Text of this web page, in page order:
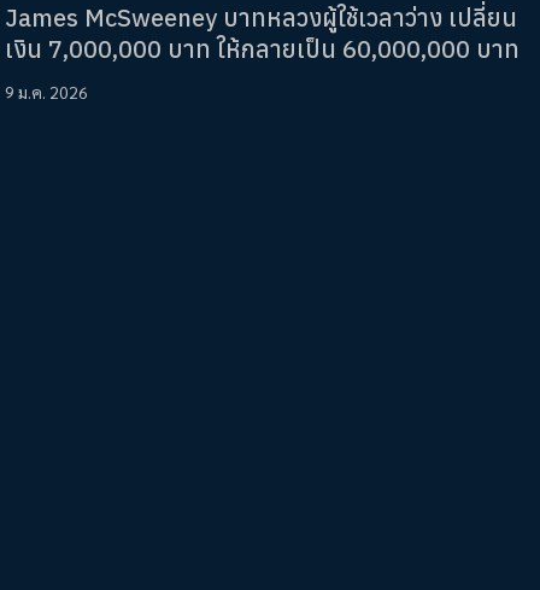
James McSweeney บาทหลวงผู้ใช้เวลาว่าง เปลี่ยน
เงิน 7,000,000 บาท ให้กลายเป็น 60,000,000 บาท
9 ม.ค. 2026